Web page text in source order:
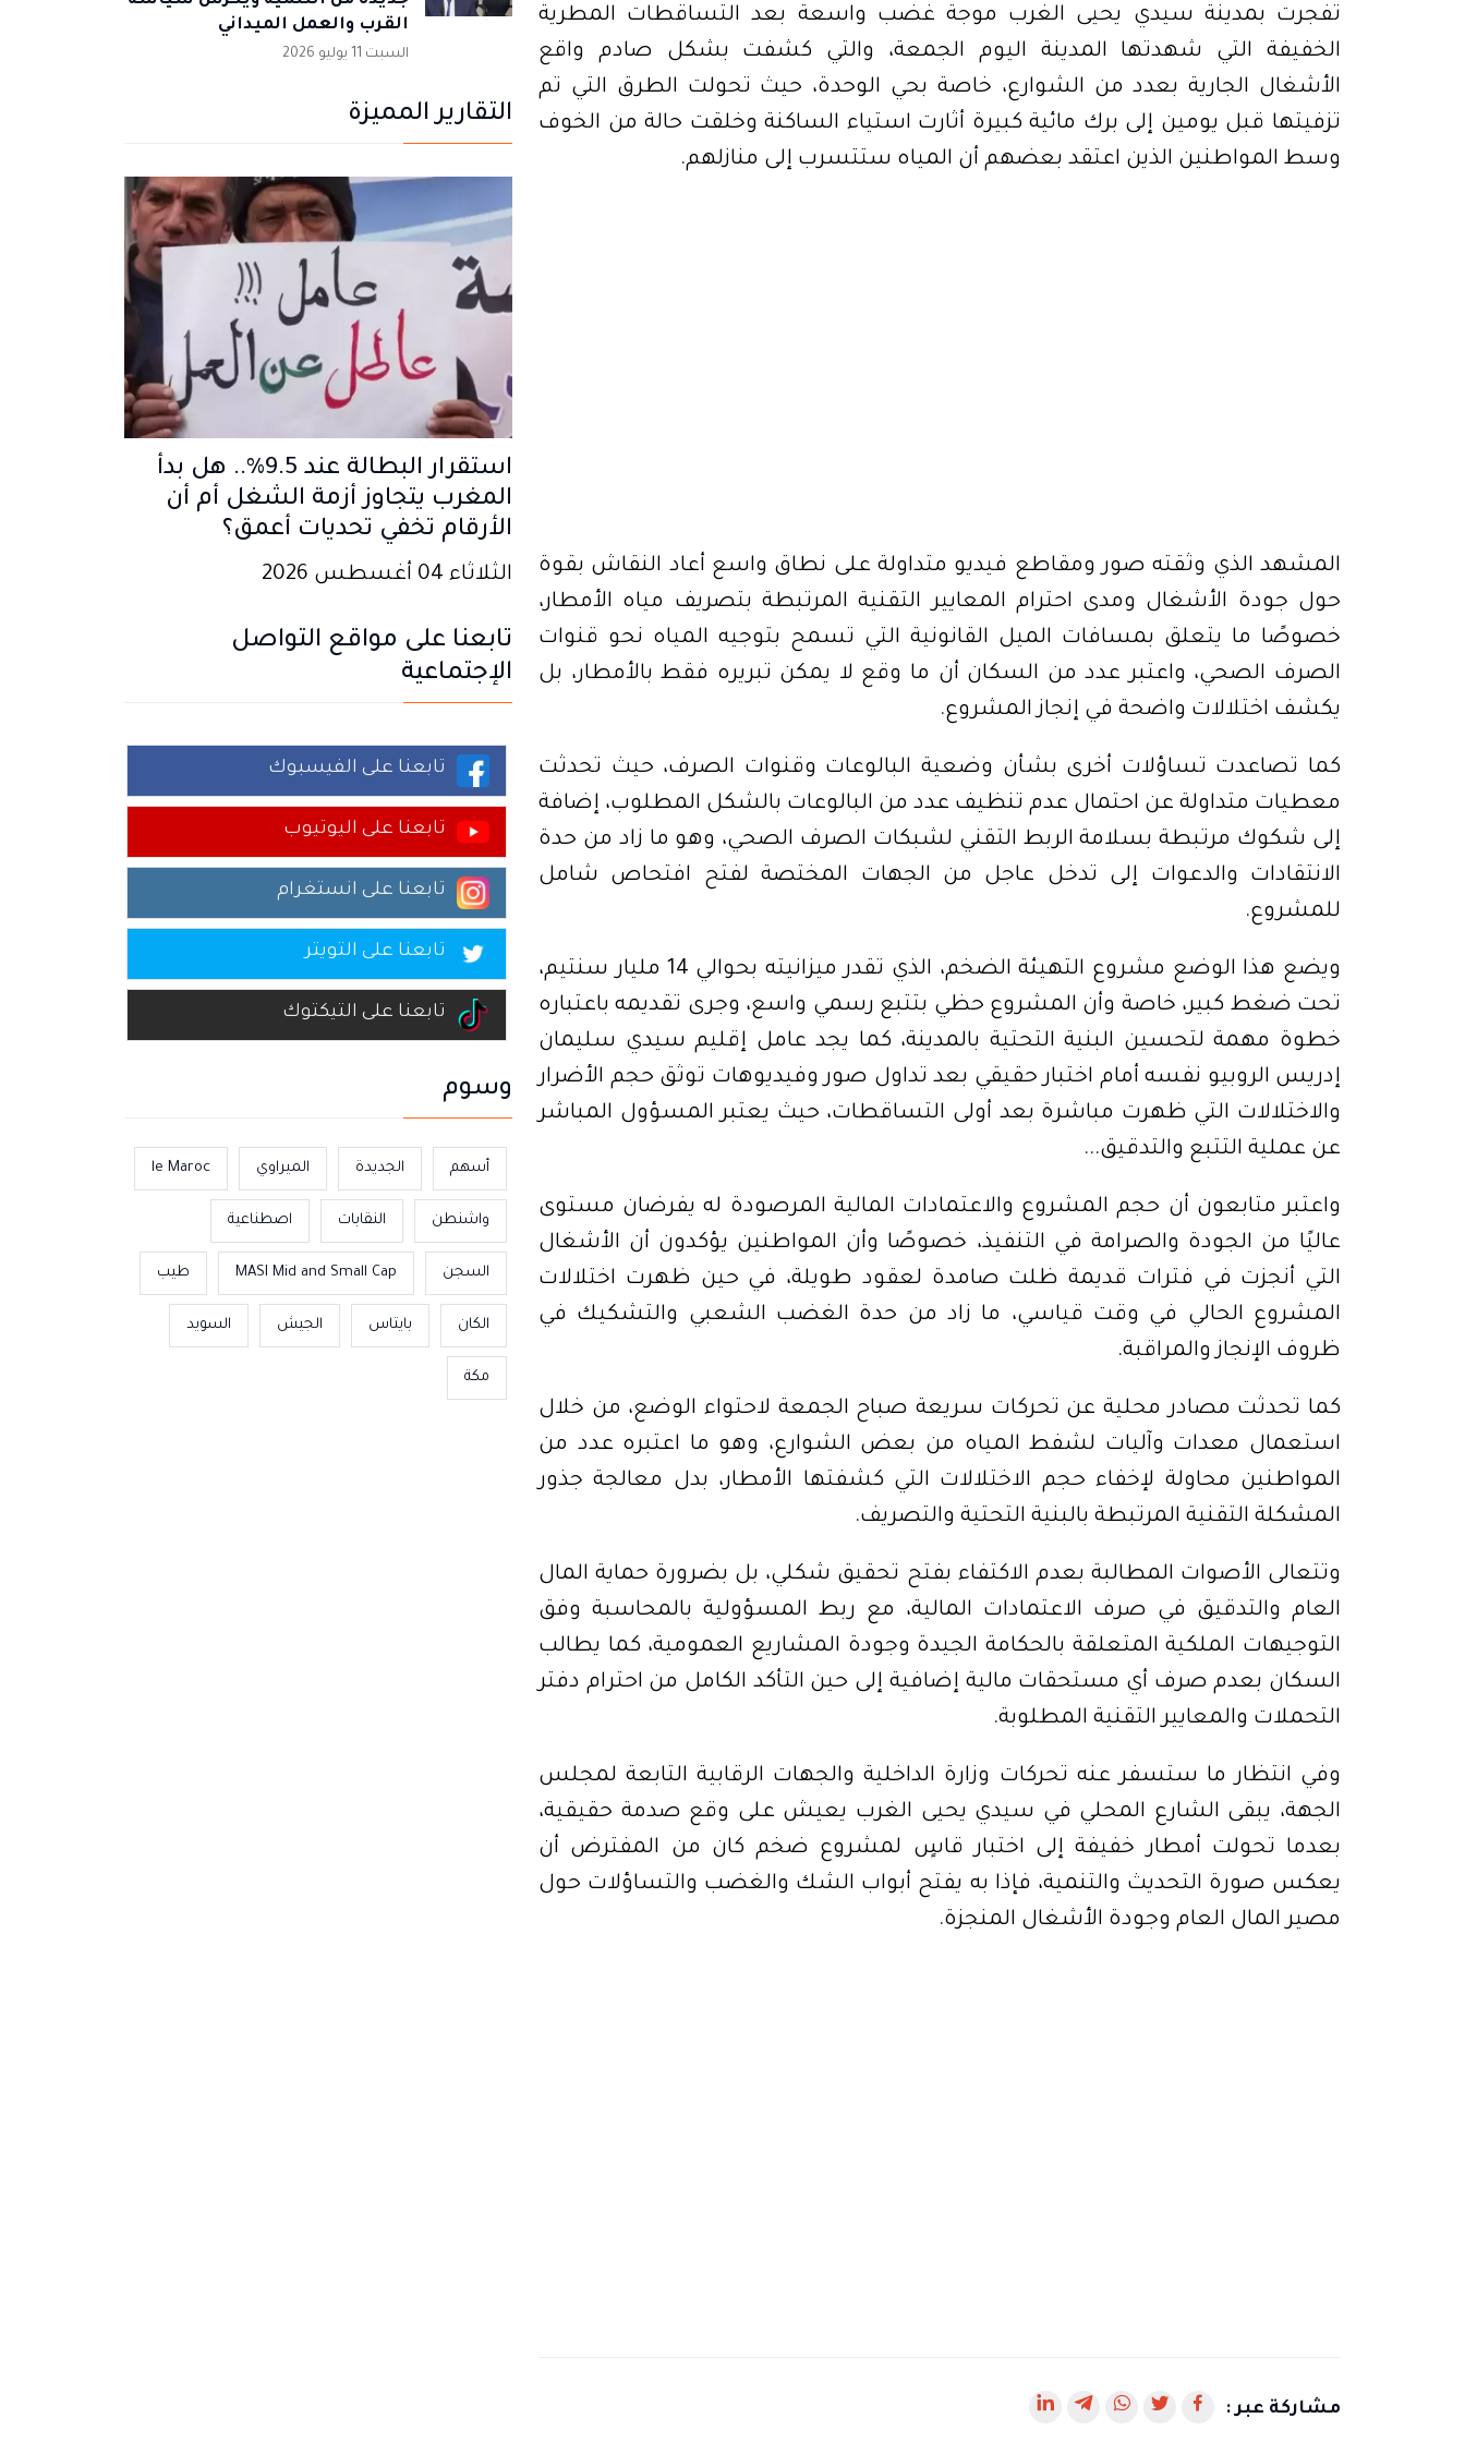
تفجرت بمدينة سيدي يحيى الغرب موجة غضب واسعة بعد التساقطات المطرية
الخفيفة التي شهدتها المدينة اليوم الجمعة، والتي كشفت بشكل صادم واقع
الأشغال الجارية بعدد من الشوارع، خاصة بحي الوحدة، حيث تحولت الطرق التي تم
تزفيتها قبل يومين إلى برك مائية كبيرة أثارت استياء الساكنة وخلقت حالة من الخوف
وسط المواطنين الذين اعتقد بعضهم أن المياه ستتسرب إلى منازلهم.
المشهد الذي وثقته صور ومقاطع فيديو متداولة على نطاق واسع أعاد النقاش بقوة
حول جودة الأشغال ومدى احترام المعايير التقنية المرتبطة بتصريف مياه الأمطار،
خصوصًا ما يتعلق بمسافات الميل القانونية التي تسمح بتوجيه المياه نحو قنوات
الصرف الصحي، واعتبر عدد من السكان أن ما وقع لا يمكن تبريره فقط بالأمطار، بل
يكشف اختلالات واضحة في إنجاز المشروع.
كما تصاعدت تساؤلات أخرى بشأن وضعية البالوعات وقنوات الصرف، حيث تحدثت
معطيات متداولة عن احتمال عدم تنظيف عدد من البالوعات بالشكل المطلوب، إضافة
إلى شكوك مرتبطة بسلامة الربط التقني لشبكات الصرف الصحي، وهو ما زاد من حدة
الانتقادات والدعوات إلى تدخل عاجل من الجهات المختصة لفتح افتحاص شامل
للمشروع.
ويضع هذا الوضع مشروع التهيئة الضخم، الذي تقدر ميزانيته بحوالي 14 مليار سنتيم،
تحت ضغط كبير، خاصة وأن المشروع حظي بتتبع رسمي واسع، وجرى تقديمه باعتباره
خطوة مهمة لتحسين البنية التحتية بالمدينة، كما يجد عامل إقليم سيدي سليمان
إدريس الروبيو نفسه أمام اختبار حقيقي بعد تداول صور وفيديوهات توثق حجم الأضرار
والاختلالات التي ظهرت مباشرة بعد أولى التساقطات، حيث يعتبر المسؤول المباشر
عن عملية التتبع والتدقيق...
واعتبر متابعون أن حجم المشروع والاعتمادات المالية المرصودة له يفرضان مستوى
عاليًا من الجودة والصرامة في التنفيذ، خصوصًا وأن المواطنين يؤكدون أن الأشغال
التي أنجزت في فترات قديمة ظلت صامدة لعقود طويلة، في حين ظهرت اختلالات
المشروع الحالي في وقت قياسي، ما زاد من حدة الغضب الشعبي والتشكيك في
ظروف الإنجاز والمراقبة.
كما تحدثت مصادر محلية عن تحركات سريعة صباح الجمعة لاحتواء الوضع، من خلال
استعمال معدات وآليات لشفط المياه من بعض الشوارع، وهو ما اعتبره عدد من
المواطنين محاولة لإخفاء حجم الاختلالات التي كشفتها الأمطار، بدل معالجة جذور
المشكلة التقنية المرتبطة بالبنية التحتية والتصريف.
وتتعالى الأصوات المطالبة بعدم الاكتفاء بفتح تحقيق شكلي، بل بضرورة حماية المال
العام والتدقيق في صرف الاعتمادات المالية، مع ربط المسؤولية بالمحاسبة وفق
التوجيهات الملكية المتعلقة بالحكامة الجيدة وجودة المشاريع العمومية، كما يطالب
السكان بعدم صرف أي مستحقات مالية إضافية إلى حين التأكد الكامل من احترام دفتر
التحملات والمعايير التقنية المطلوبة.
وفي انتظار ما ستسفر عنه تحركات وزارة الداخلية والجهات الرقابية التابعة لمجلس
الجهة، يبقى الشارع المحلي في سيدي يحيى الغرب يعيش على وقع صدمة حقيقية،
بعدما تحولت أمطار خفيفة إلى اختبار قاسٍ لمشروع ضخم كان من المفترض أن
يعكس صورة التحديث والتنمية، فإذا به يفتح أبواب الشك والغضب والتساؤلات حول
مصير المال العام وجودة الأشغال المنجزة.
مشاركة عبر :
رابط رابطرابطرابطرابط
القرب والعمل الميداني
السبت 11 يوليو 2026
التقارير المميزة
استقرار البطالة عند 9.5%.. هل بدأ
المغرب يتجاوز أزمة الشغل أم أن
الأرقام تخفي تحديات أعمق؟
الثلاثاء 04 أغسطس 2026
تابعنا على مواقع التواصل
الإجتماعية
تابعنا على الفيسبوك
تابعنا على اليوتيوب
تابعنا على انستغرام
تابعنا على التويتر
تابعنا على التيكتوك
وسوم
أسهم الجديدة الميراوي le Maroc
واشنطن النقابات اصطناعية
السجن MASI Mid and Small Cap طيب
الكان بايتاس الجيش السويد
مكة